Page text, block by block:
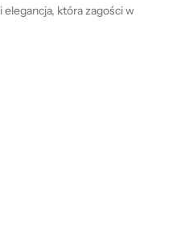
która zagości w